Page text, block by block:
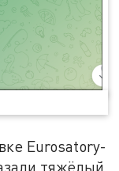
Eurosatory-
тяжёлый